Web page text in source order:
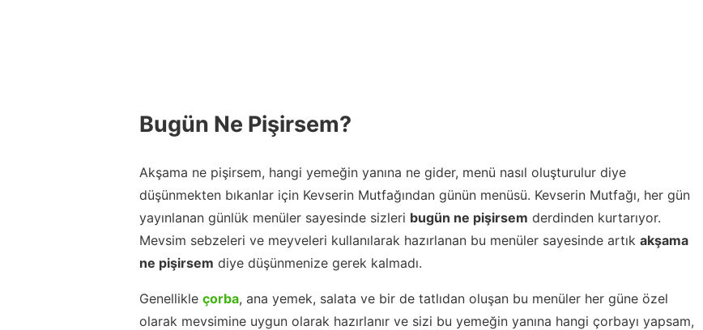
Bugün Ne Pişirsem?
Akşama ne pişirsem, hangi yemeğin yanına ne gider, menü nasıl oluşturulur diye
düşünmekten bıkanlar için Kevserin Mutfağından günün menüsü. Kevserin Mutfağı, her gün
yayınlanan günlük menüler sayesinde sizleri bugün ne pişirsem derdinden kurtarıyor.
Mevsim sebzeleri ve meyveleri kullanılarak hazırlanan bu menüler sayesinde artık akşama
ne pişirsem diye düşünmenize gerek kalmadı.
Genellikle çorba, ana yemek, salata ve bir de tatlıdan oluşan bu menüler her güne özel
olarak mevsimine uygun olarak hazırlanır ve sizi bu yemeğin yanına hangi çorbayı yapsam,